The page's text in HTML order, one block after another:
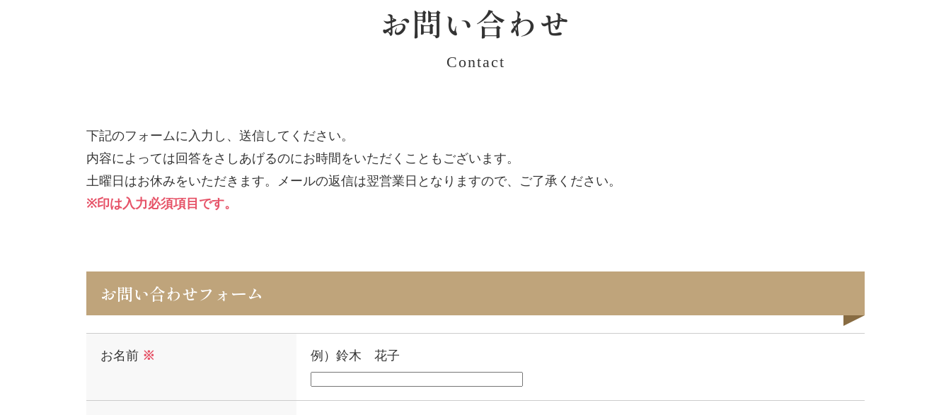
お問い合わせ
Contact
下記のフォームに入力し、送信してください。
内容によっては回答をさしあげるのにお時間をいただくこともございます。
土曜日はお休みをいただきます。メールの返信は翌営業日となりますので、ご了承ください。
※印は入力必須項目です。
お問い合わせフォーム
お名前 ※ 例）鈴木 花子